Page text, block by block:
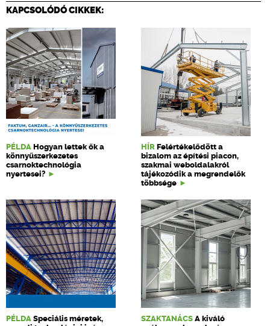
KAPCSOLÓDÓ CIKKEK:
PÉLDA Hogyan lettek ők a
könnyűszerkezetes
csarnoktechnológia
nyertesei?
HÍR Felértékelődött a
bizalom az építési piacon,
szakmai weboldalakról
tájékozódik a megrendelők
többsége
PÉLDA Speciális méretek,
SZAKTANÁCS A kiváló